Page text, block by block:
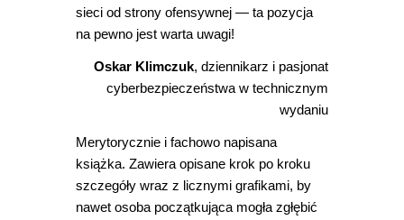
sieci od strony ofensywnej ― ta pozycja
na pewno jest warta uwagi!
Oskar Klimczuk, dziennikarz i pasjonat
cyberbezpieczeństwa w technicznym
wydaniu
Merytorycznie i fachowo napisana
książka. Zawiera opisane krok po kroku
szczegóły wraz z licznymi grafikami, by
nawet osoba początkująca mogła zgłębić